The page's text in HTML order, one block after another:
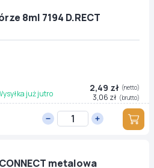
8ml 7194 D.RECT
już jutro
2,49 zł (netto)
3,06 zł (brutto)
metalowa